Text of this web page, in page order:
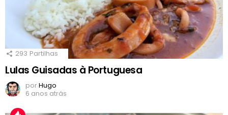
293 Partilhas
Lulas Guisadas à Portuguesa
porHugo
6 anos atrás